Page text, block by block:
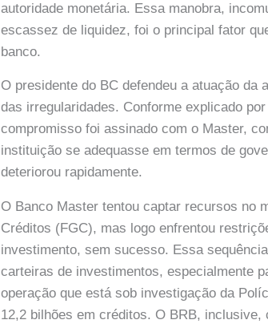
autoridade monetária. Essa manobra,
escassez de liquidez, foi o principal fator
banco.
O presidente do BC defendeu a atuação da
das irregularidades. Conforme explicado
compromisso foi assinado com o Master,
instituição se adequasse em termos de
deteriorou rapidamente.
O Banco Master tentou captar recursos no
Créditos (FGC), mas logo enfrentou
investimento, sem sucesso. Essa
carteiras de investimentos, especialmente
operação que está sob investigação da
12,2 bilhões em créditos. O BRB,